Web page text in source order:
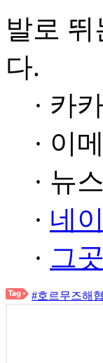
발로
다.
· 카
· 이
· 뉴
· 네
· 그
#호르무즈해협